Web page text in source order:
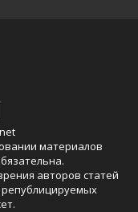
материалов
авторов статей
републицируемых